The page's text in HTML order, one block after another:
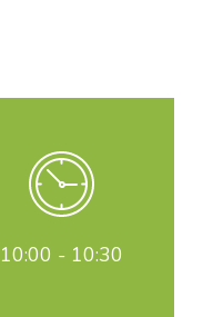
10:00 - 10:30